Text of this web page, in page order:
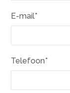
E-mail*
Telefoon*